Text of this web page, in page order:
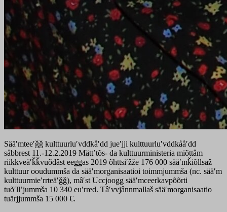
Sääʹmteeʹǧǧ kulttuurluʹvddkåʹdd jueʹjji kulttuurluʹvddkååʹdd
såbbrest 11.-12.2.2019 Mättʼtõs- da kulttuurministeria miõttâm
riikkveäʹǩǩvuõđâst eeǥǥas 2019 õhttsiʹžže 176 000 sääʹmǩiõllsaž
kulttuur ooudummša da sääʹmorganisaatioi toimmjummša (nc. sääʹm
kulttuurmieʹrrteäʹǧǧ), mâʹst Uccjooǥǥ sääʹmceerkavpõõrti
tuõʹllʼjummša 10 340 euʹrred. Tâʹvvjânnmallaš sääʹmorganisaatio
tuärjjummša 15 000 €.